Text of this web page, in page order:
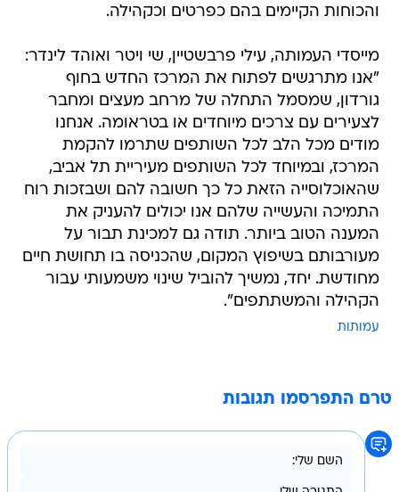
והכוחות הקיימים בהם כפרטים וכקהילה.
מייסדי העמותה, עילי פרבשטיין, שי ויטר ואוהד לינדר:
"אנו מתרגשים לפתוח את המרכז החדש בחוף
גורדון, שמסמל התחלה של מרחב מעצים ומחבר
לצעירים עם צרכים מיוחדים או בטראומה. אנחנו
מודים מכל הלב לכל השותפים שתרמו להקמת
המרכז, ובמיוחד לכל השותפים מעיריית תל אביב,
שהאוכלוסייה הזאת כל כך חשובה להם ושבזכות רוח
התמיכה והעשייה שלהם אנו יכולים להעניק את
המענה הטוב ביותר. תודה גם למכינת תבור על
מעורבותם בשיפוץ המקום, שהכניסה בו תחושת חיים
מחודשת. יחד, נמשיך להוביל שינוי משמעותי עבור
הקהילה והמשתתפים".
עמותות
טרם התפרסמו תגובות